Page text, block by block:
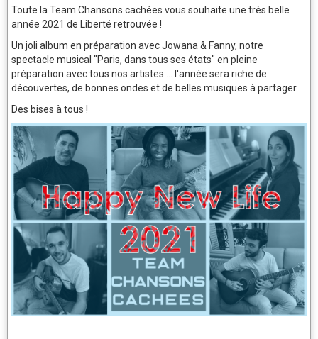
Toute la Team Chansons cachées vous souhaite une très belle
année 2021 de Liberté retrouvée !
Un joli album en préparation avec Jowana & Fanny, notre
spectacle musical "Paris, dans tous ses états" en pleine
préparation avec tous nos artistes ... l'année sera riche de
découvertes, de bonnes ondes et de belles musiques à partager.
Des bises à tous !